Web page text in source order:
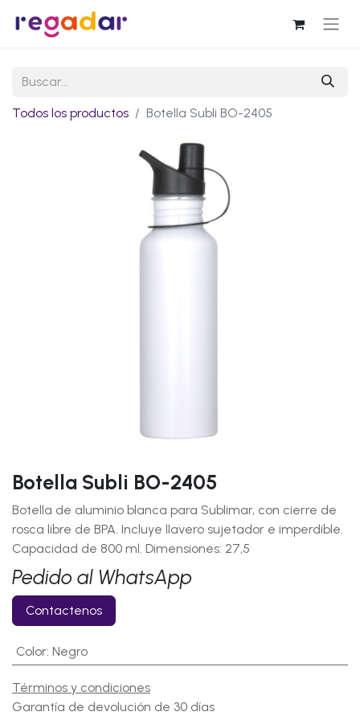
Todos los productos Botella Subli BO-2405
Botella Subli BO-2405
Botella de aluminio blanca para Sublimar, con cierre de
rosca libre de BPA. Incluye llavero sujetador e imperdible.
Capacidad de 800 ml. Dimensiones: 27,5
Pedido al WhatsApp
Contactenos
Color: Negro
Términos y condiciones
Garantía de devolución de 30 días